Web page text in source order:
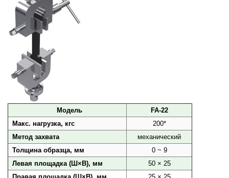
Модель
FA-22
Макс. нагрузка, кгс
200*
Метод захвата
механический
Толщина образца, мм
0 ~ 9
Левая площадка (Ш×В), мм
50 × 25